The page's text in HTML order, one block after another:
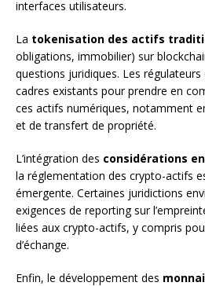
interfaces utilisateurs.
La tokenisation des actifs
obligations, immobilier) sur
questions juridiques. Les
cadres existants pour prendre en
ces actifs numériques, notamment
et de transfert de propriété.
L’intégration des considérations
la réglementation des crypto-actifs
émergente. Certaines juridictions
exigences de reporting sur
liées aux crypto-actifs, y compris
d’échange.
Enfin, le développement des